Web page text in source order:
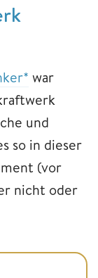
war
und
so in dieser
(vor
nicht oder